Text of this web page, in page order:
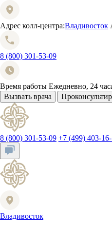
Адрес колл-центра:Владивосток
8 (800) 301-53-09
Время работы Ежедневно, 24
Вызвать врача
8 (800) 301-53-09 +7 (499) 403-
Владивосток